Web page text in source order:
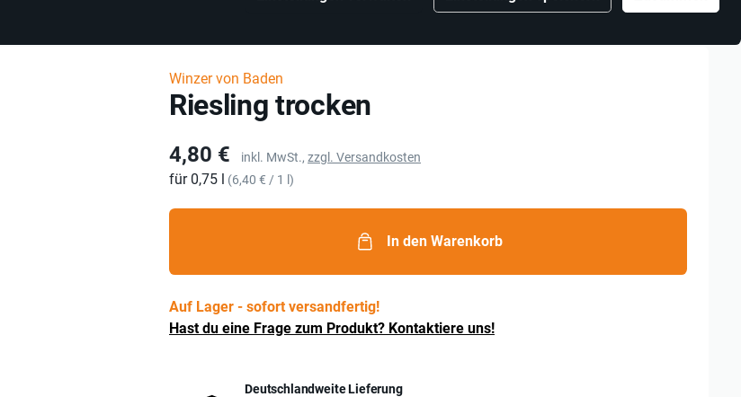
Winzer von Baden
Riesling trocken
Preis
4,80 € inkl. MwSt., zzgl. Versandkosten
für 0,75 l Grundpreis
(6,40 € / 1 l)
In den Warenkorb
Auf Lager - sofort versandfertig!
Hast du eine Frage zum Produkt? Kontaktiere uns!
Deutschlandweite Lieferung